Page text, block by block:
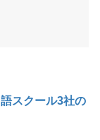
スクール3社の